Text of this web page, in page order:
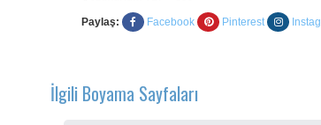
Paylaş: Facebook Pinterest
İlgili Boyama Sayfaları